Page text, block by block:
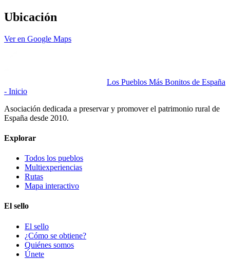
Ubicación
Ver en Google Maps
Los Pueblos Más Bonitos de España
- Inicio
Asociación dedicada a preservar y promover el patrimonio rural de
España desde 2010.
Explorar
Todos los pueblos
Multiexperiencias
Rutas
Mapa interactivo
El sello
El sello
¿Cómo se obtiene?
Quiénes somos
Únete